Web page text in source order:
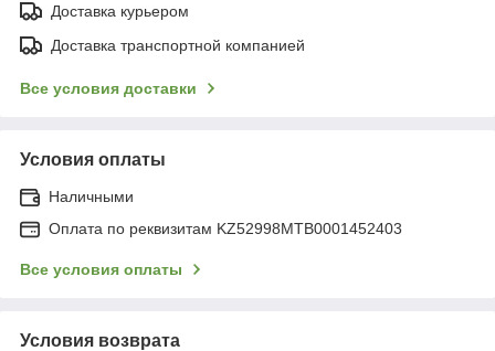
Доставка курьером
Доставка транспортной компанией
Все условия доставки
Условия оплаты
Наличными
Оплата по реквизитам KZ52998MTB0001452403
Все условия оплаты
Условия возврата